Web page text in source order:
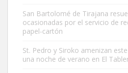
Adopción urgente
Busco adopción responsable para mi
hembra, 4 años. Por motivos personales
San Bartolomé de Tirajana
ocasionadas por el servicio de
papel-cartón
St. Pedro y Siroko amenizan
una noche de verano en El